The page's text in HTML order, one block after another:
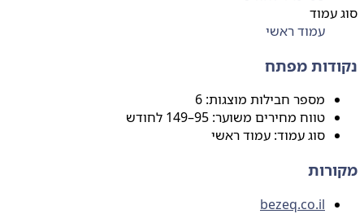
עמוד ראשי
מפתח
מספר חבילות מוצגות: 6
טווח מחירים משוער: 95–149 לחודש
סוג עמוד: עמוד ראשי
bezeq.co.il